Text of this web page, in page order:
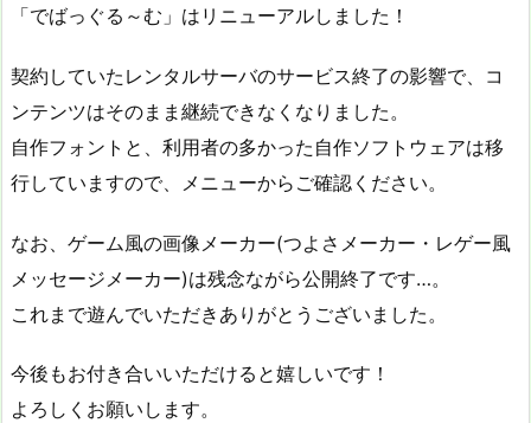
「でばっぐる～む」はリニューアルしました！
契約していたレンタルサーバのサービス終了の影響で、コ
ンテンツはそのまま継続できなくなりました。
自作フォントと、利用者の多かった自作ソフトウェアは移
行していますので、メニューからご確認ください。
なお、ゲーム風の画像メーカー(つよさメーカー・レゲー風
メッセージメーカー)は残念ながら公開終了です…。
これまで遊んでいただきありがとうございました。
今後もお付き合いいただけると嬉しいです！
よろしくお願いします。